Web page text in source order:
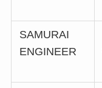
SAMURAI
ENGINEER